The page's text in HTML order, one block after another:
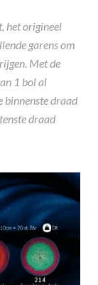
het origineel
garens om
Met de
1 bol al
binnenste draad
draad